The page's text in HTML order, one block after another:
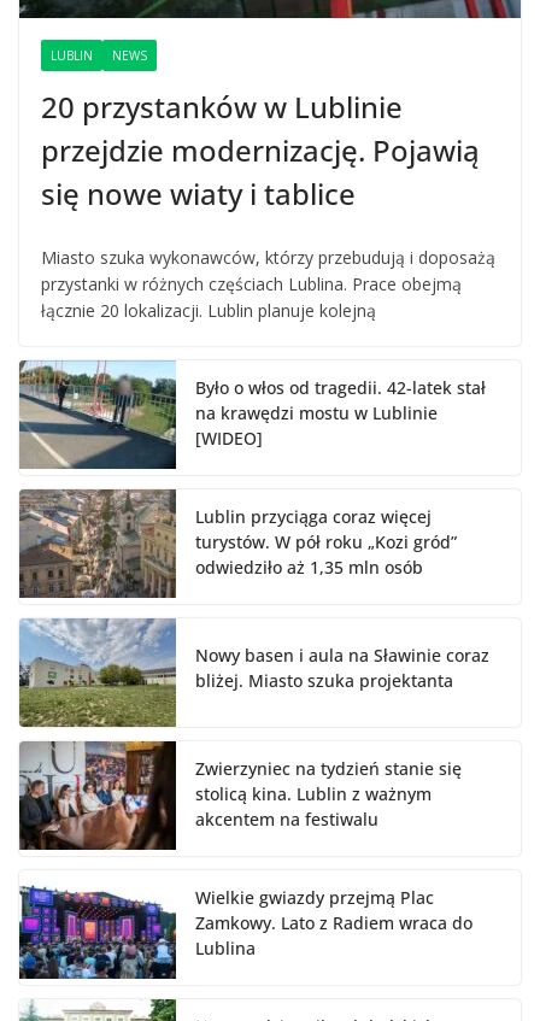
LUBLIN NEWS
20 przystanków w Lublinie
przejdzie modernizację. Pojawią
się nowe wiaty i tablice
Miasto szuka wykonawców, którzy przebudują i doposażą
przystanki w różnych częściach Lublina. Prace obejmą
łącznie 20 lokalizacji. Lublin planuje kolejną
Było o włos od tragedii. 42-latek stał
na krawędzi mostu w Lublinie
[WIDEO]
Lublin przyciąga coraz więcej
turystów. W pół roku „Kozi gród”
odwiedziło aż 1,35 mln osób
Nowy basen i aula na Sławinie coraz
bliżej. Miasto szuka projektanta
Zwierzyniec na tydzień stanie się
stolicą kina. Lublin z ważnym
akcentem na festiwalu
Wielkie gwiazdy przejmą Plac
Zamkowy. Lato z Radiem wraca do
Lublina